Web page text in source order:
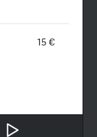
15 €